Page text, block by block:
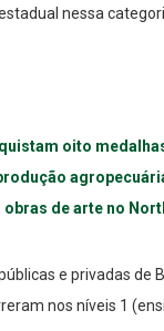
nessa
oito
de arte no
e privadas de
nos níveis 1